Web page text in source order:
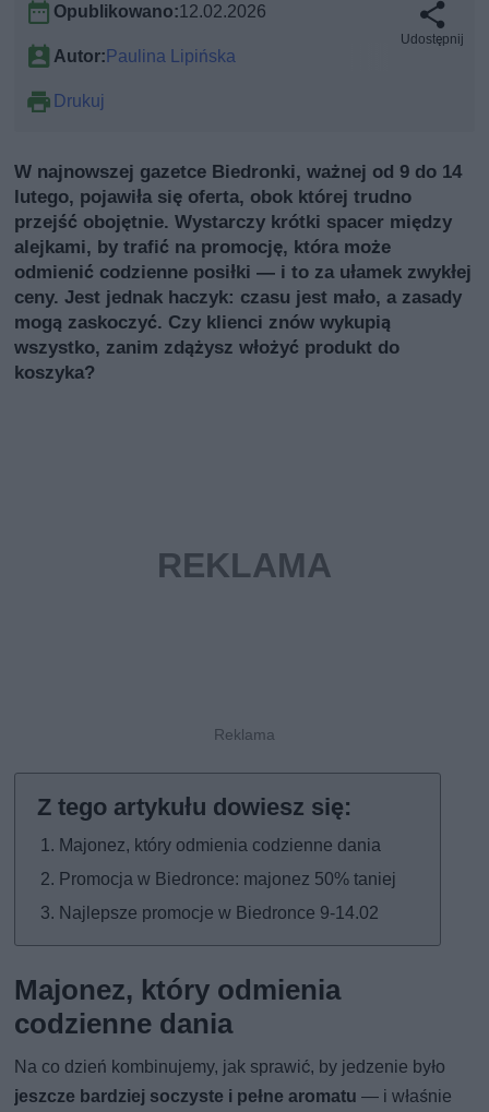
Opublikowano:12.02.2026
Autor:Paulina Lipińska
Drukuj
Udostępnij
W najnowszej gazetce Biedronki, ważnej od 9 do 14
lutego, pojawiła się oferta, obok której trudno
przejść obojętnie. Wystarczy krótki spacer między
alejkami, by trafić na promocję, która może
odmienić codzienne posiłki — i to za ułamek zwykłej
ceny. Jest jednak haczyk: czasu jest mało, a zasady
mogą zaskoczyć. Czy klienci znów wykupią
wszystko, zanim zdążysz włożyć produkt do
koszyka?
Majonez, który odmienia codzienne dania
Promocja w Biedronce: majonez 50% taniej
Najlepsze promocje w Biedronce 9-14.02
Majonez, który odmienia
codzienne dania
Na co dzień kombinujemy, jak sprawić, by jedzenie było
jeszcze bardziej soczyste i pełne aromatu — i właśnie